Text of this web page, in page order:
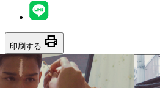
印刷する print